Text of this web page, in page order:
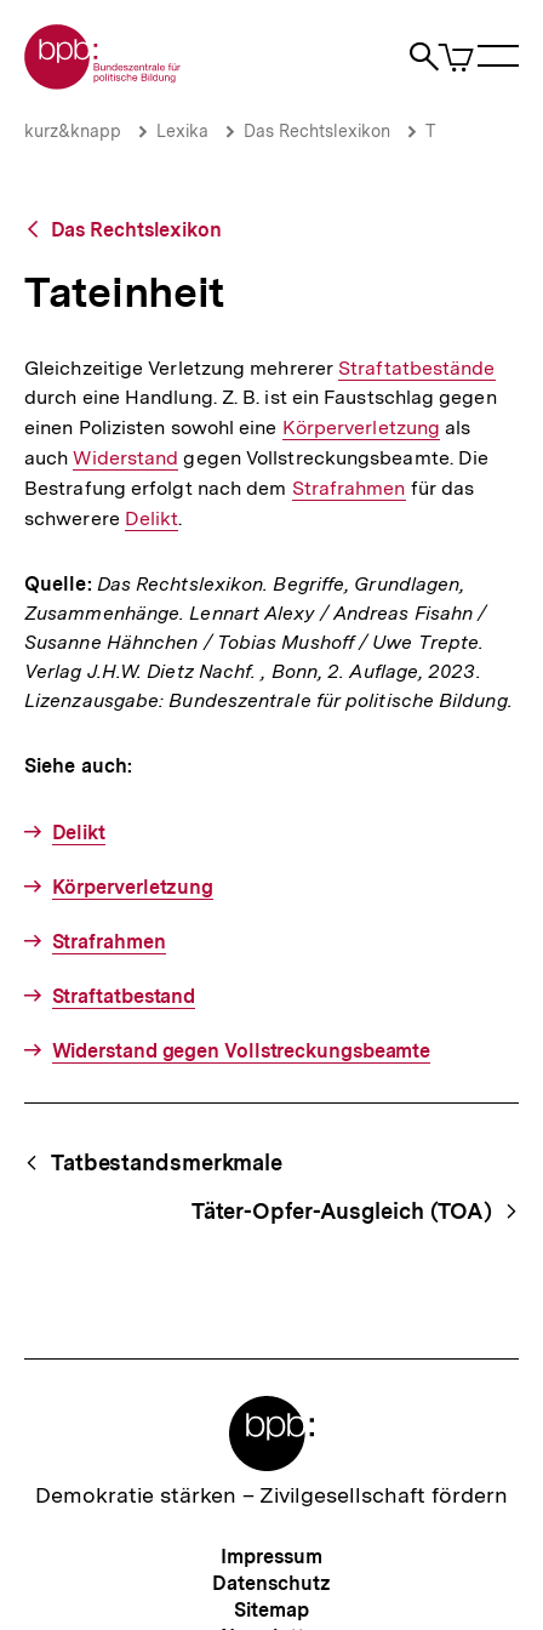
zum
Seiteninhalt
springen
Zur Startseite der bpb
Suche
Artikel
im
Tateinheit
Brotkrümelnavigation
Pfadnavigation
kurz&knapp Lexika Das Rechtslexikon T
Zurück
Übersicht
Das Rechtslexikon
Tateinheit
Gleichzeitige Verletzung mehrerer Interner
Link:
Straftatbestände
durch eine Handlung. Z. B. ist ein Faustschlag gegen
einen Polizisten sowohl eine Interner
Link:
Körperverletzung als
auchInterner
Link:
Widerstand gegen Vollstreckungsbeamte. Die
Bestrafung erfolgt nach dem Interner
Strafrahmen für das
schwerere Interner
Delikt.
Quelle: Das Rechtslexikon. Begriffe, Grundlagen,
Zusammenhänge. Lennart Alexy / Andreas Fisahn /
Susanne Hähnchen / Tobias Mushoff / Uwe Trepte.
Verlag J.H.W. Dietz Nachf. , Bonn, 2. Auflage, 2023.
Lizenzausgabe: Bundeszentrale für politische Bildung.
Siehe auch:
Delikt
Körperverletzung
Strafrahmen
Straftatbestand
Widerstand gegen Vollstreckungsbeamte
Begriffsnavigation
Content-
Navigation
Tatbestandsmerkmale
Täter-Opfer-Ausgleich (TOA)
Zur
Demokratie stärken – Zivilgesellschaft fördern
Meta-
Navigation
Impressum
Datenschutz
Sitemap